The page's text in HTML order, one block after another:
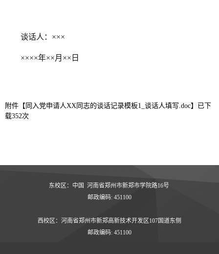
谈话人：×××
××××年××月××日
附件【 同入党申请人XX同志的谈话记录模板1_谈话人填写.doc】已下
载352次
东校区：中国 河南省郑州市新郑市学院路16号
邮政编码: 451100
西校区：河南省郑州市新郑高新技术开发区107国道东侧
邮政编码: 451100